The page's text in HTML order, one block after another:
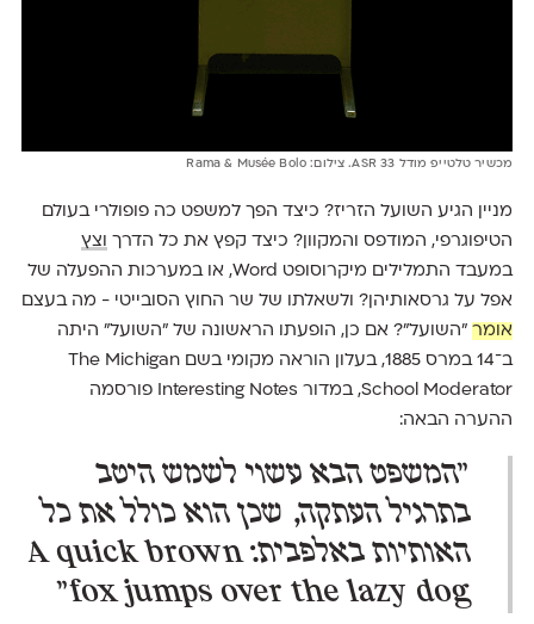
מכשיר טלטייפ מודל 33 ASR. צילום: Rama & Musée Bolo
מניין הגיע השועל הזריז? כיצד הפך למשפט כה פופולרי בעולם
הטיפוגרפי, המודפס והמקוון? כיצד קפץ את כל הדרך וצץ
במעבד התמלילים מיקרוסופט Word, או במערכות ההפעלה של
אפל על גרסאותיהן? ולשאלתו של שר החוץ הסובייטי - מה בעצם
אומר״השועל״? אם כן, הופעתו הראשונה של ״השועל״ היתה
ב־14 במרס 1885, בעלון הוראה מקומי בשם The Michigan
School Moderator, במדור Interesting Notes פורסמה
ההערה הבאה:
״המשפט הבא עשוי לשמש היטב
בתרגיל העתקה, שכן הוא כולל את כל
האותיות באלפבית: A quick brown
fox jumps over the lazy dog״